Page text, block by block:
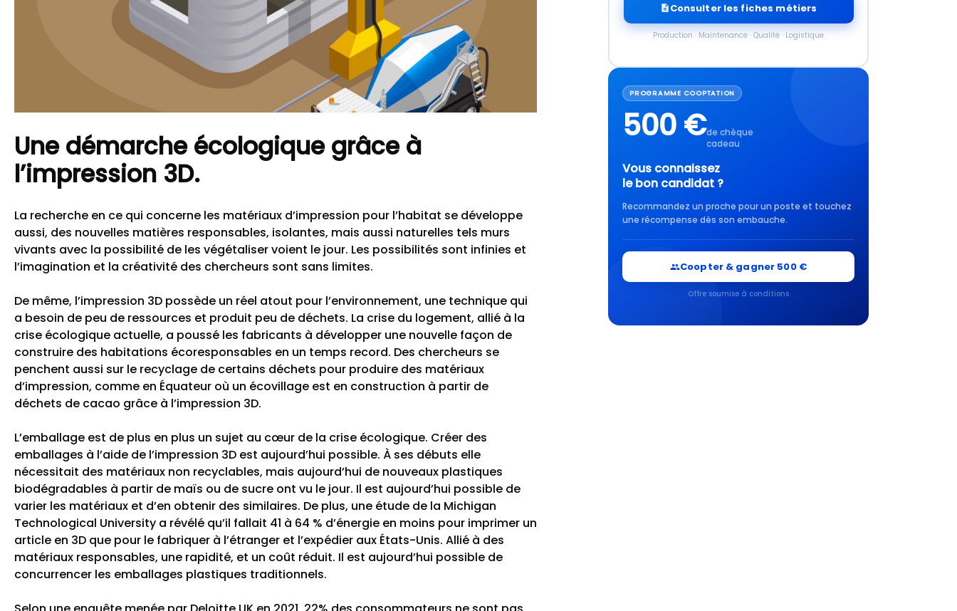
Une démarche écologique grâce à
l’impression 3D.
La recherche en ce qui concerne les matériaux d’impression pour l’habitat se développe
aussi, des nouvelles matières responsables, isolantes, mais aussi naturelles tels murs
vivants avec la possibilité de les végétaliser voient le jour. Les possibilités sont infinies et
l’imagination et la créativité des chercheurs sont sans limites.
De même, l’impression 3D possède un réel atout pour l’environnement, une technique qui
a besoin de peu de ressources et produit peu de déchets. La crise du logement, allié à la
crise écologique actuelle, a poussé les fabricants à développer une nouvelle façon de
construire des habitations écoresponsables en un temps record. Des chercheurs se
penchent aussi sur le recyclage de certains déchets pour produire des matériaux
d’impression, comme en Équateur où un écovillage est en construction à partir de
déchets de cacao grâce à l’impression 3D.
L’emballage est de plus en plus un sujet au cœur de la crise écologique. Créer des
emballages à l’aide de l’impression 3D est aujourd’hui possible. À ses débuts elle
nécessitait des matériaux non recyclables, mais aujourd’hui de nouveaux plastiques
biodégradables à partir de maïs ou de sucre ont vu le jour. Il est aujourd’hui possible de
varier les matériaux et d’en obtenir des similaires. De plus, une étude de la Michigan
Technological University a révélé qu’il fallait 41 à 64 % d’énergie en moins pour imprimer un
article en 3D que pour le fabriquer à l’étranger et l’expédier aux États-Unis. Allié à des
matériaux responsables, une rapidité, et un coût réduit. Il est aujourd’hui possible de
concurrencer les emballages plastiques traditionnels.
Consulter les fiches métiers
Production · Maintenance · Qualité · Logistique
PROGRAMME COOPTATION
500 €de chèque
cadeau
Vous connaissez
le bon candidat ?
Recommandez un proche pour un poste et touchez
une récompense dès son embauche.
Coopter & gagner 500 €
Offre soumise à conditions